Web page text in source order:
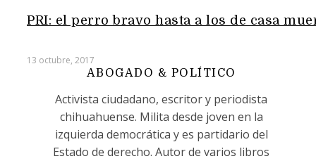
PRI: el perro bravo hasta a los de casa
13 octubre, 2017
ABOGADO & POLÍTICO
Activista ciudadano, escritor y periodista
chihuahuense. Milita desde joven en la
izquierda democrática y es partidario del
Estado de derecho. Autor de varios libros